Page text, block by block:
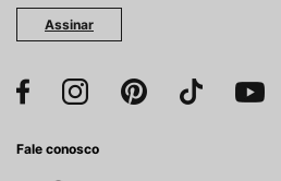
Assinar
Fale conosco